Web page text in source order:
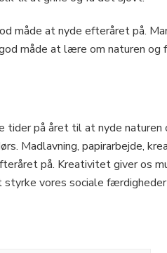
måde at nyde efteråret på.
måde at lære om naturen
tider på året til at nyde
Madlavning, papirarbejde,
på. Kreativitet giver os
styrke vores sociale